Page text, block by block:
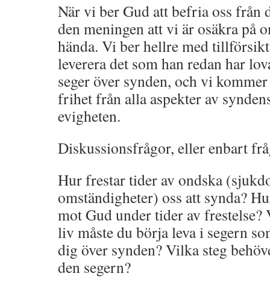
När vi ber Gud att befria oss från
den meningen att vi är osäkra på
hända. Vi ber hellre med
leverera det som han redan har
seger över synden, och vi
frihet från alla aspekter av
evigheten.
Diskussionsfrågor, eller enbart
Hur frestar tider av ondska
omständigheter) oss att synda?
mot Gud under tider av
liv måste du börja leva i segern
dig över synden? Vilka steg
den segern?